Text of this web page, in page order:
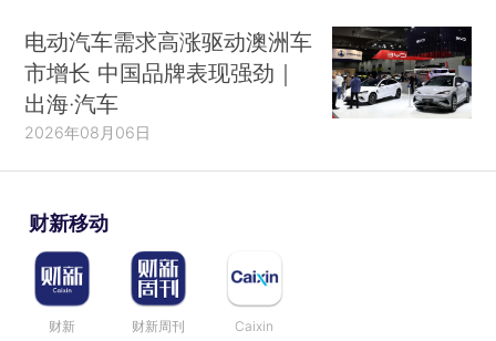
电动汽车需求高涨驱动澳洲车
市增长 中国品牌表现强劲｜
出海·汽车
2026年08月06日
财新移动
财新 财新周刊 Caixin